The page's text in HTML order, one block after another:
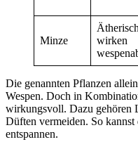
Minze
wirken
Die genannten Pflanzen
Wespen. Doch in
wirkungsvoll. Dazu gehören
Düften vermeiden. So
entspannen.